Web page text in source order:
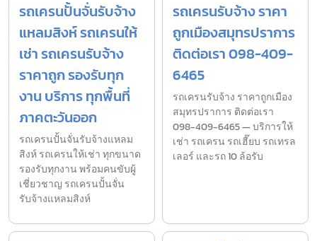
รถเครนปั้นจั่นรับจ้าง
แหลมสิงห์ รถเครนให้
เช่า รถเครนรับจ้าง
ราคาถูก รองรับทุก
งาน บริการ ทุกพื้นที่
ภาคตะวันออก
รถเครนปั้นจั่นรับจ้างแหลม
สิงห์ รถเครนให้เช่า ทุกขนาด
รองรับทุกงาน พร้อมคนขับผู้
เชี่ยวชาญ รถเครนปั้นจั่น
รับจ้างแหลมสิงห์
รถเครนรับจ้าง ราคา
ถูกเมืองสมุทรปราการ
ติดต่อเรา 098-409-
6465
รถเครนรับจ้าง ราคาถูกเมือง
สมุทรปราการ ติดต่อเรา
098-409-6465 — บริการให้
เช่า รถเครน รถเฮี๊ยบ รถเทรล
เลอร์ และรถ 10 ล้อรับ